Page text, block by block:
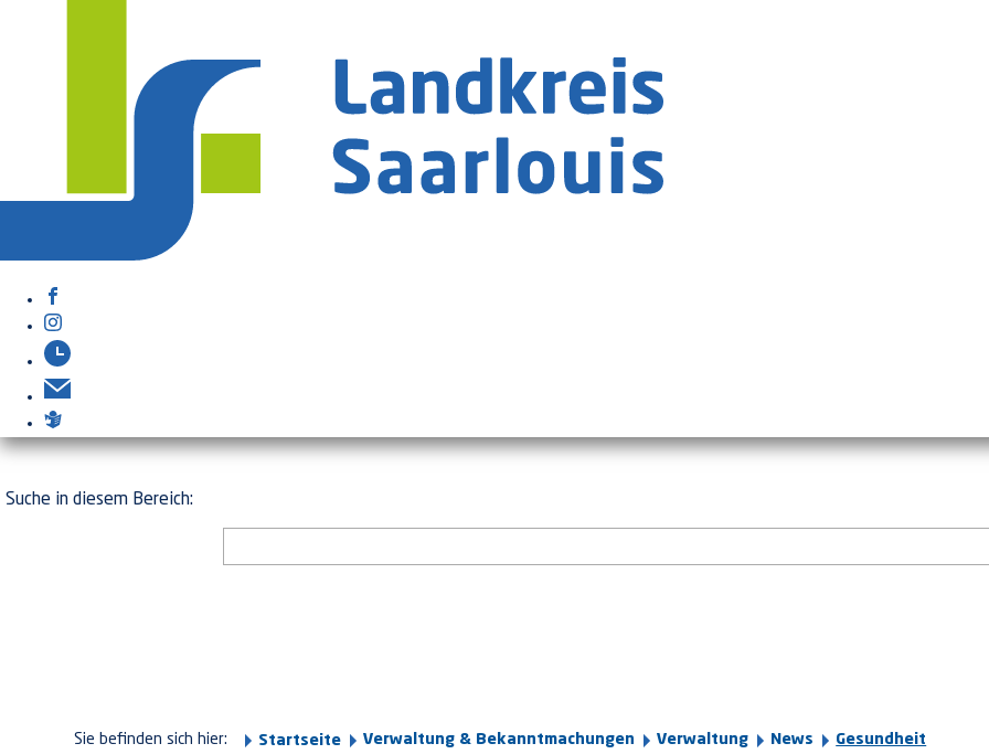
Suche in diesem Bereich:
Sie befinden sich hier: Startseite Verwaltung & Bekanntmachungen Verwaltung News Gesundheit